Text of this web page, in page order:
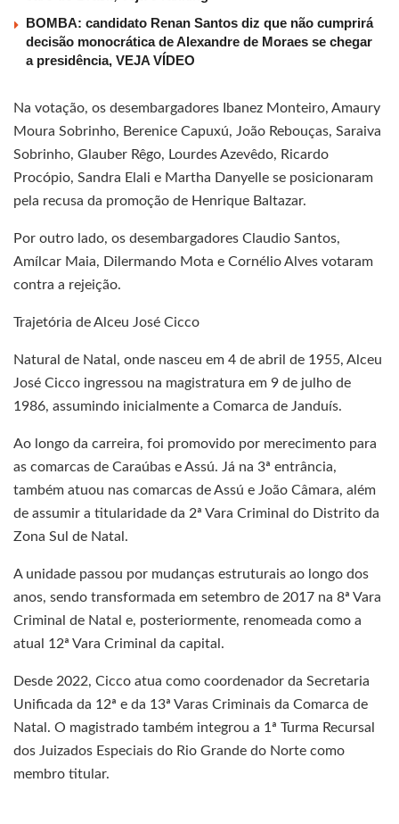
BOMBA: candidato Renan Santos diz que não cumprirá
decisão monocrática de Alexandre de Moraes se chegar
a presidência, VEJA VÍDEO
Na votação, os desembargadores Ibanez Monteiro, Amaury
Moura Sobrinho, Berenice Capuxú, João Rebouças, Saraiva
Sobrinho, Glauber Rêgo, Lourdes Azevêdo, Ricardo
Procópio, Sandra Elali e Martha Danyelle se posicionaram
pela recusa da promoção de Henrique Baltazar.
Por outro lado, os desembargadores Claudio Santos,
Amílcar Maia, Dilermando Mota e Cornélio Alves votaram
contra a rejeição.
Trajetória de Alceu José Cicco
Natural de Natal, onde nasceu em 4 de abril de 1955, Alceu
José Cicco ingressou na magistratura em 9 de julho de
1986, assumindo inicialmente a Comarca de Janduís.
Ao longo da carreira, foi promovido por merecimento para
as comarcas de Caraúbas e Assú. Já na 3ª entrância,
também atuou nas comarcas de Assú e João Câmara, além
de assumir a titularidade da 2ª Vara Criminal do Distrito da
Zona Sul de Natal.
A unidade passou por mudanças estruturais ao longo dos
anos, sendo transformada em setembro de 2017 na 8ª Vara
Criminal de Natal e, posteriormente, renomeada como a
atual 12ª Vara Criminal da capital.
Desde 2022, Cicco atua como coordenador da Secretaria
Unificada da 12ª e da 13ª Varas Criminais da Comarca de
Natal. O magistrado também integrou a 1ª Turma Recursal
dos Juizados Especiais do Rio Grande do Norte como
membro titular.